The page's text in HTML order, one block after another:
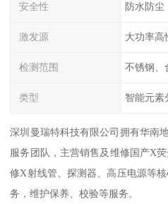
安全性 防水防尘
激发源 大功率高
检测范围 不锈钢、
类型 智能元素
深圳曼瑞特科技有限公司拥有华南
服务团队，主营销售及维修国产X
修X射线管、探测器、高压电源等
务，维护保养、校验等服务。